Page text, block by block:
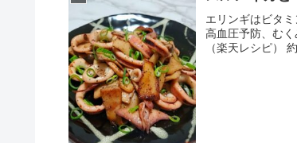
エリンギはビタ
高血圧予防、む
（楽天レシピ）